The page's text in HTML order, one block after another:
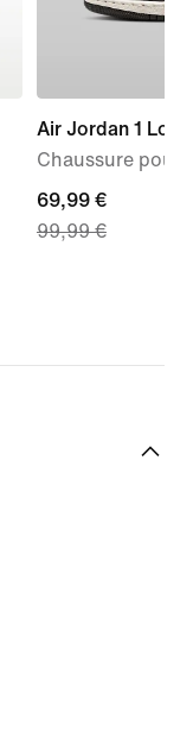
Air Jordan 1 Low
Chaussure pour
current
price
99,99 €
69,99 €
99,99 €